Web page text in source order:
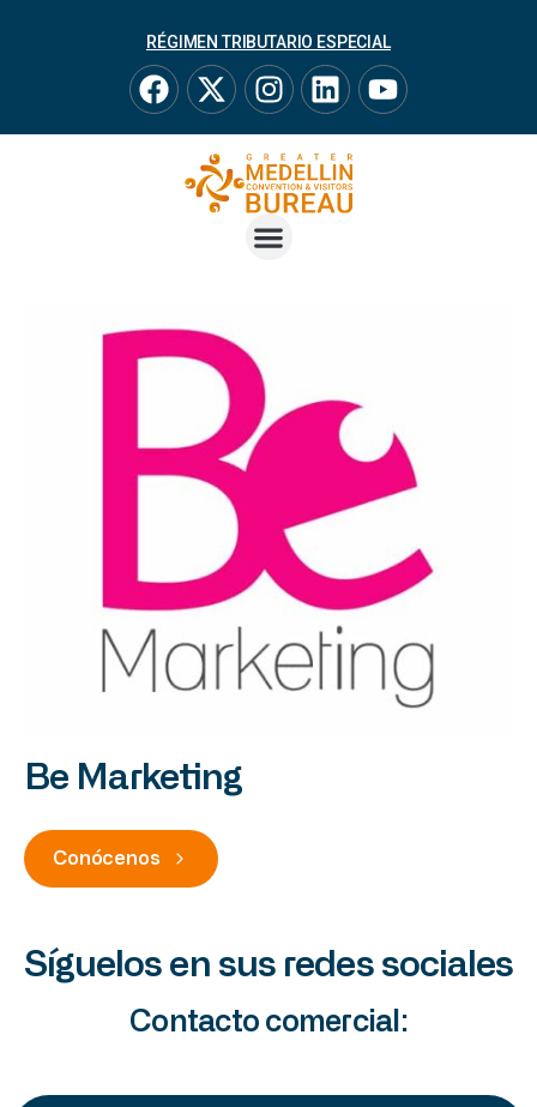
RÉGIMEN TRIBUTARIO ESPECIAL
Be Marketing
Conócenos
Síguelos en sus redes sociales
Contacto comercial: